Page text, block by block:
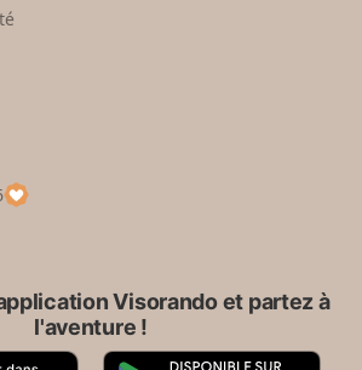
Visorando et partez à
l'aventure !
A G